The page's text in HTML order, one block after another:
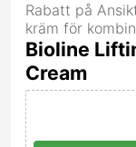
Rabatt på
kräm för
Bioline
Cream